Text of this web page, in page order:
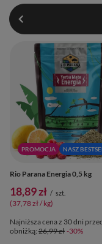
PROMOCJA NASZ
Rio Parana Energia 0,5 kg
18,89 zł / szt.
(37,78 zł / kg)
Najniższa cena z 30 dni
obniżką: 26,99 zł -30%